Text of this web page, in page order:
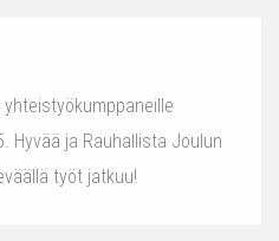
Hyvää ja Rauhallista Joulun
työt jatkuu!